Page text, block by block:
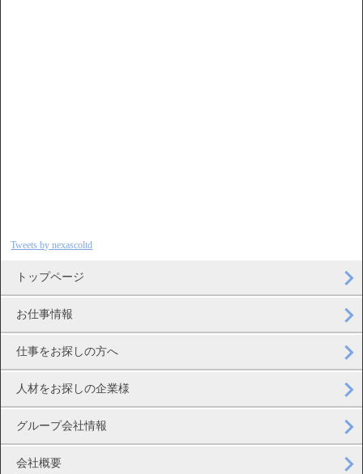
Tweets by nexascoltd
トップページ
お仕事情報
仕事をお探しの方へ
人材をお探しの企業様
グループ会社情報
会社概要